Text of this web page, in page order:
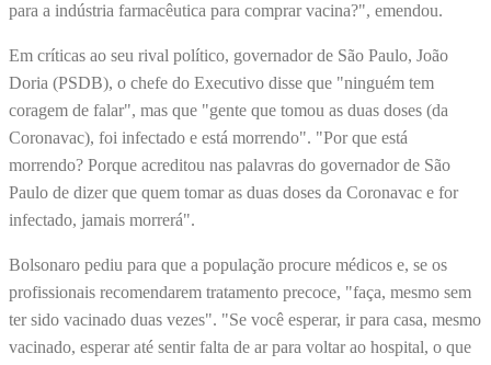
para a indústria farmacêutica para comprar vacina?", emendou.
Em críticas ao seu rival político, governador de São Paulo, João
Doria (PSDB), o chefe do Executivo disse que "ninguém tem
coragem de falar", mas que "gente que tomou as duas doses (da
Coronavac), foi infectado e está morrendo". "Por que está
morrendo? Porque acreditou nas palavras do governador de São
Paulo de dizer que quem tomar as duas doses da Coronavac e for
infectado, jamais morrerá".
Bolsonaro pediu para que a população procure médicos e, se os
profissionais recomendarem tratamento precoce, "faça, mesmo sem
ter sido vacinado duas vezes". "Se você esperar, ir para casa, mesmo
vacinado, esperar até sentir falta de ar para voltar ao hospital, o que